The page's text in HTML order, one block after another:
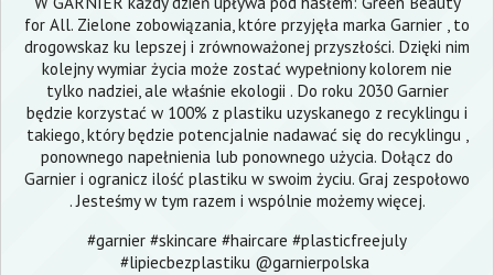
for All. Zielone zobowiązania, które przyjęła marka Garnier , to
drogowskaz ku lepszej i zrównoważonej przyszłości. Dzięki nim
kolejny wymiar życia może zostać wypełniony kolorem nie
tylko nadziei, ale właśnie ekologii . Do roku 2030 Garnier
będzie korzystać w 100% z plastiku uzyskanego z recyklingu i
takiego, który będzie potencjalnie nadawać się do recyklingu ,
ponownego napełnienia lub ponownego użycia. Dołącz do
Garnier i ogranicz ilość plastiku w swoim życiu. Graj zespołowo
. Jesteśmy w tym razem i wspólnie możemy więcej.
#garnier #skincare #haircare #plasticfreejuly
#lipiecbezplastiku @garnierpolska